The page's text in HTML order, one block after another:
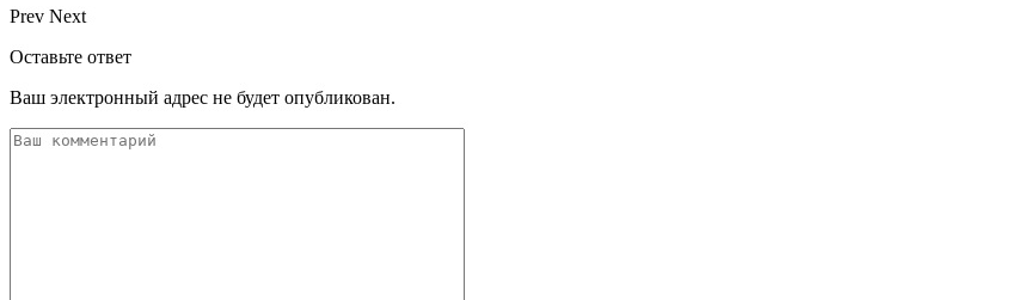
Prev Next
Оставьте ответ
Ваш электронный адрес не будет опубликован.